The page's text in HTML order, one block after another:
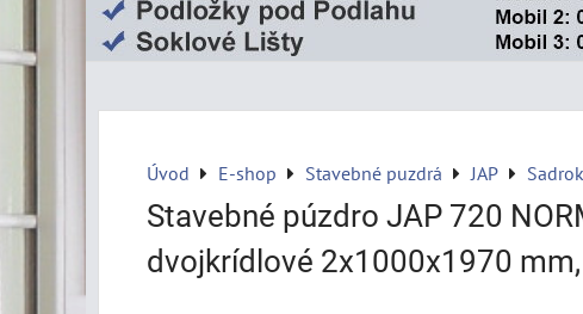
Úvod E-shop Stavebné puzdrá JAP
Stavebné púzdro JAP 720
dvojkrídlové 2x1000x1970